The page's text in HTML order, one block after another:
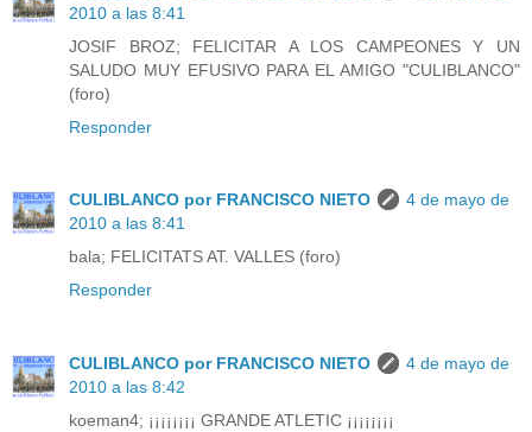
2010 a las 8:41
JOSIF BROZ; FELICITAR A LOS CAMPEONES Y UN
SALUDO MUY EFUSIVO PARA EL AMIGO "CULIBLANCO"
(foro)
Responder
CULIBLANCO por FRANCISCO NIETO
4 de mayo de
2010 a las 8:41
bala; FELICITATS AT. VALLES (foro)
Responder
CULIBLANCO por FRANCISCO NIETO
4 de mayo de
2010 a las 8:42
koeman4; ¡¡¡¡¡¡¡¡ GRANDE ATLETIC ¡¡¡¡¡¡¡¡